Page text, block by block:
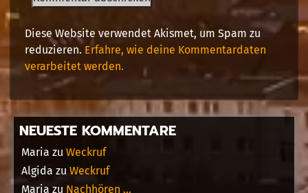
Diese Website verwendet Akismet, um Spam zu
reduzieren. Erfahre, wie deine Kommentardaten
verarbeitet werden.
NEUESTE KOMMENTARE
Maria zu Weckruf
Algida zu Weckruf
Maria zu Nachhören …